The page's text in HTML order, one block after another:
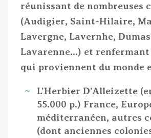
réunissant de nombreuses
(Audigier, Saint-Hilaire,
Lavergne, Lavernhe,
Lavarenne…) et renfermant
qui proviennent du monde
L’Herbier D’Alleizette
55.000 p.) France,
méditerranéen, autres
(dont anciennes